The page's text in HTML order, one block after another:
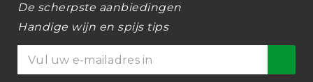
De scherpste aanbiedingen
Handige wijn en spijs tips